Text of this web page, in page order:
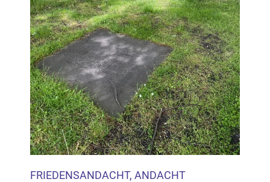
FRIEDENSANDACHT, ANDACHT